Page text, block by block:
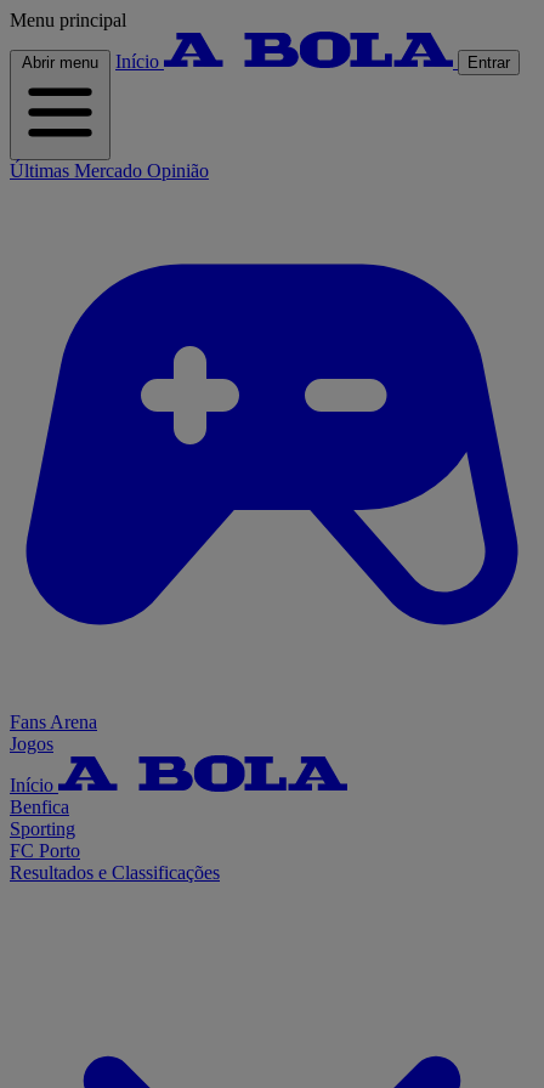
Menu principal
Abrir menu Início Entrar
Últimas Mercado Opinião
Fans Arena
Jogos
Início
Benfica
Sporting
FC Porto
Resultados e Classificações